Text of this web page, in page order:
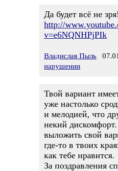
Да будет всё не зря!
http://
v=e6NQNHPjPIk
Владислав Пыль
нарушении
Твой вариант
уже настолько
и мелодией, что
некий
выложить свой
где-то в твоих
как тебе нравится.
За поздравления